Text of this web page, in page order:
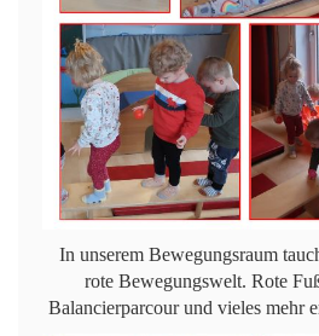
In unserem Bewegungsraum
rote Bewegungswelt. Rote
Balancierparcour und vieles mehr